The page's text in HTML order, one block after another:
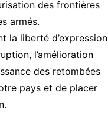
des frontières
armés.
la liberté d’expression
l’amélioration
des retombées
pays et de placer